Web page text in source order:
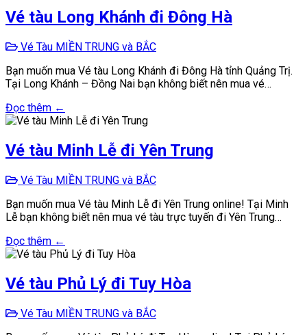
Vé tàu Long Khánh đi Đông Hà
Vé Tàu MIỀN TRUNG và BẮC
Bạn muốn mua Vé tàu Long Khánh đi Đông Hà tỉnh Quảng Trị.
Tại Long Khánh – Đồng Nai bạn không biết nên mua vé…
Đọc thêm ←
Vé tàu Minh Lễ đi Yên Trung
Vé Tàu MIỀN TRUNG và BẮC
Bạn muốn mua Vé tàu Minh Lễ đi Yên Trung online! Tại Minh
Lễ bạn không biết nên mua vé tàu trực tuyến đi Yên Trung…
Đọc thêm ←
Vé tàu Phủ Lý đi Tuy Hòa
Vé Tàu MIỀN TRUNG và BẮC